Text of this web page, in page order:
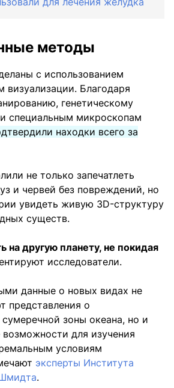
методы
с использованием
визуализации. Благодаря
генетическому
специальным микроскопам
находки всего за
не только запечатлеть
и червей без повреждений, но
увидеть живую 3D-структуру
существ.
на другую планету, не покидая
исследователи.
данные о новых видах не
представления о
зоны океана, но и
для изучения
условиям
эксперты Института
.